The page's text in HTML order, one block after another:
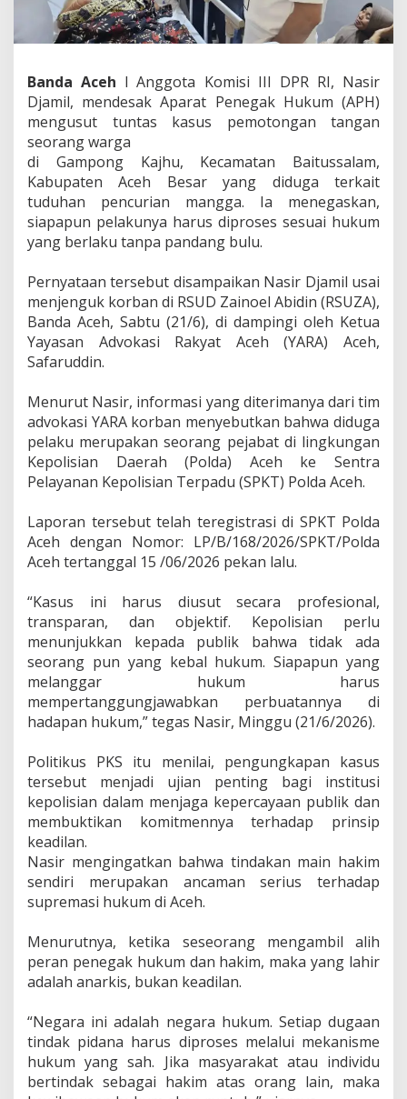
a
k
u
e
m
o
t
a
n
T
a
a
n
W
a
A
c
e
h
B
e
a
r
D
i
r
o
s
e
s
u
u
Banda Aceh l Anggota Komisi III DPR RI, Nasir
Djamil, mendesak Aparat Penegak Hukum (APH)
mengusut tuntas kasus pemotongan tangan
seorang warga
‎di Gampong Kajhu, Kecamatan Baitussalam,
Kabupaten Aceh Besar yang diduga terkait
tuduhan pencurian mangga. Ia menegaskan,
siapapun pelakunya harus diproses sesuai hukum
yang berlaku tanpa pandang bulu.
‎Pernyataan tersebut disampaikan Nasir Djamil usai
menjenguk korban di RSUD Zainoel Abidin (RSUZA),
Banda Aceh, Sabtu (21/6), di dampingi oleh Ketua
Yayasan Advokasi Rakyat Aceh (YARA) Aceh,
Safaruddin.
‎Menurut Nasir, informasi yang diterimanya dari tim
advokasi YARA korban menyebutkan bahwa diduga
pelaku merupakan seorang pejabat di lingkungan
Kepolisian Daerah (Polda) Aceh ke Sentra
Pelayanan Kepolisian Terpadu (SPKT) Polda Aceh.
‎Laporan tersebut telah teregistrasi di SPKT Polda
Aceh dengan Nomor: LP/B/168/2026/SPKT/Polda
Aceh tertanggal 15 /06/2026 pekan lalu.
‎“Kasus ini harus diusut secara profesional,
transparan, dan objektif. Kepolisian perlu
menunjukkan kepada publik bahwa tidak ada
seorang pun yang kebal hukum. Siapapun yang
melanggar hukum harus
mempertanggungjawabkan perbuatannya di
hadapan hukum,” tegas Nasir, Minggu (21/6/2026).
‎Politikus PKS itu menilai, pengungkapan kasus
tersebut menjadi ujian penting bagi institusi
kepolisian dalam menjaga kepercayaan publik dan
membuktikan komitmennya terhadap prinsip
keadilan.
‎Nasir mengingatkan bahwa tindakan main hakim
sendiri merupakan ancaman serius terhadap
supremasi hukum di Aceh.
‎Menurutnya, ketika seseorang mengambil alih
peran penegak hukum dan hakim, maka yang lahir
adalah anarkis, bukan keadilan.
‎“Negara ini adalah negara hukum. Setiap dugaan
tindak pidana harus diproses melalui mekanisme
hukum yang sah. Jika masyarakat atau individu
bertindak sebagai hakim atas orang lain, maka